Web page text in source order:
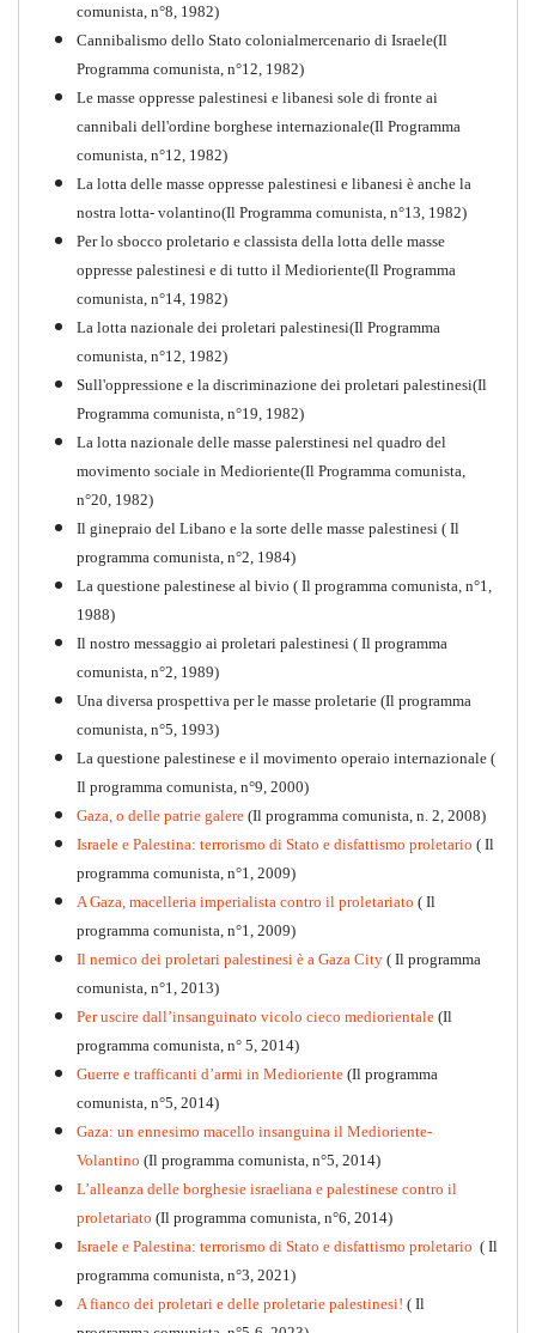
Perchè la Russia non era
comunista
Quaderno n°10
1917-2017 Ieri Oggi Domani
PDF Quaderno n°9
Per la difesa intransigente
comunista, n°8, 1982)
Cannibalismo dello Stato colonialmercenario di Israele(Il
Programma comunista, n°12, 1982)
Le masse oppresse palestinesi e libanesi sole di fronte ai
cannibali dell'ordine borghese internazionale(Il Programma
comunista, n°12, 1982)
La lotta delle masse oppresse palestinesi e libanesi è anche la
nostra lotta- volantino(Il Programma comunista, n°13, 1982)
Per lo sbocco proletario e classista della lotta delle masse
oppresse palestinesi e di tutto il Medioriente(Il Programma
comunista, n°14, 1982)
La lotta nazionale dei proletari palestinesi(Il Programma
comunista, n°12, 1982)
Sull'oppressione e la discriminazione dei proletari palestinesi(Il
Programma comunista, n°19, 1982)
La lotta nazionale delle masse palerstinesi nel quadro del
movimento sociale in Medioriente(Il Programma comunista,
n°20, 1982)
Il ginepraio del Libano e la sorte delle masse palestinesi ( Il
programma comunista, n°2, 1984)
La questione palestinese al bivio ( Il programma comunista, n°1,
1988)
Il nostro messaggio ai proletari palestinesi ( Il programma
comunista, n°2, 1989)
Una diversa prospettiva per le masse proletarie (Il programma
comunista, n°5, 1993)
La questione palestinese e il movimento operaio internazionale (
Il programma comunista, n°9, 2000)
Gaza, o delle patrie galere (Il programma comunista, n. 2, 2008)
Israele e Palestina: terrorismo di Stato e disfattismo proletario ( Il
programma comunista, n°1, 2009)
A Gaza, macelleria imperialista contro il proletariato ( Il
programma comunista, n°1, 2009)
Il nemico dei proletari palestinesi è a Gaza City ( Il programma
comunista, n°1, 2013)
Per uscire dall’insanguinato vicolo cieco mediorientale (Il
programma comunista, n° 5, 2014)
Guerre e trafficanti d’armi in Medioriente (Il programma
comunista, n°5, 2014)
Gaza: un ennesimo macello insanguina il Medioriente-
Volantino (Il programma comunista, n°5, 2014)
L’alleanza delle borghesie israeliana e palestinese contro il
proletariato (Il programma comunista, n°6, 2014)
Israele e Palestina: terrorismo di Stato e disfattismo proletario ( Il
programma comunista, n°3, 2021)
A fianco dei proletari e delle proletarie palestinesi! ( Il